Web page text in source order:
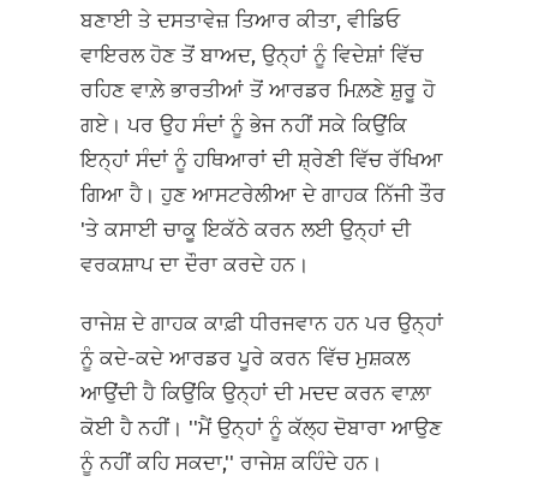
ਬਣਾਈ ਤੇ ਦਸਤਾਵੇਜ਼ ਤਿਆਰ ਕੀਤਾ, ਵੀਡਿਓ
ਵਾਇਰਲ ਹੋਣ ਤੋਂ ਬਾਅਦ, ਉਨ੍ਹਾਂ ਨੂੰ ਵਿਦੇਸ਼ਾਂ ਵਿੱਚ
ਰਹਿਣ ਵਾਲ਼ੇ ਭਾਰਤੀਆਂ ਤੋਂ ਆਰਡਰ ਮਿਲ਼ਣੇ ਸ਼ੁਰੂ ਹੋ
ਗਏ। ਪਰ ਉਹ ਸੰਦਾਂ ਨੂੰ ਭੇਜ ਨਹੀਂ ਸਕੇ ਕਿਉਂਕਿ
ਇਨ੍ਹਾਂ ਸੰਦਾਂ ਨੂੰ ਹਥਿਆਰਾਂ ਦੀ ਸ਼੍ਰੇਣੀ ਵਿੱਚ ਰੱਖਿਆ
ਗਿਆ ਹੈ। ਹੁਣ ਆਸਟਰੇਲੀਆ ਦੇ ਗਾਹਕ ਨਿੱਜੀ ਤੌਰ
'ਤੇ ਕਸਾਈ ਚਾਕੂ ਇਕੱਠੇ ਕਰਨ ਲਈ ਉਨ੍ਹਾਂ ਦੀ
ਵਰਕਸ਼ਾਪ ਦਾ ਦੌਰਾ ਕਰਦੇ ਹਨ।
ਰਾਜੇਸ਼ ਦੇ ਗਾਹਕ ਕਾਫ਼ੀ ਧੀਰਜਵਾਨ ਹਨ ਪਰ ਉਨ੍ਹਾਂ
ਨੂੰ ਕਦੇ-ਕਦੇ ਆਰਡਰ ਪੂਰੇ ਕਰਨ ਵਿੱਚ ਮੁਸ਼ਕਲ
ਆਉਂਦੀ ਹੈ ਕਿਉਂਕਿ ਉਨ੍ਹਾਂ ਦੀ ਮਦਦ ਕਰਨ ਵਾਲ਼ਾ
ਕੋਈ ਹੈ ਨਹੀਂ। ''ਮੈਂ ਉਨ੍ਹਾਂ ਨੂੰ ਕੱਲ੍ਹ ਦੋਬਾਰਾ ਆਉਣ
ਨੂੰ ਨਹੀਂ ਕਹਿ ਸਕਦਾ,'' ਰਾਜੇਸ਼ ਕਹਿੰਦੇ ਹਨ।